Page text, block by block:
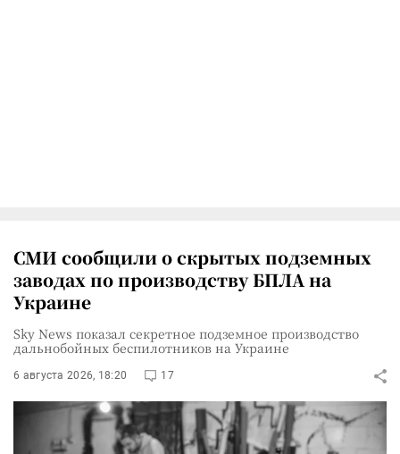
СМИ сообщили о скрытых подземных
заводах по производству БПЛА на
Украине
Sky News показал секретное подземное производство
дальнобойных беспилотников на Украине
6 августа 2026, 18:20 17